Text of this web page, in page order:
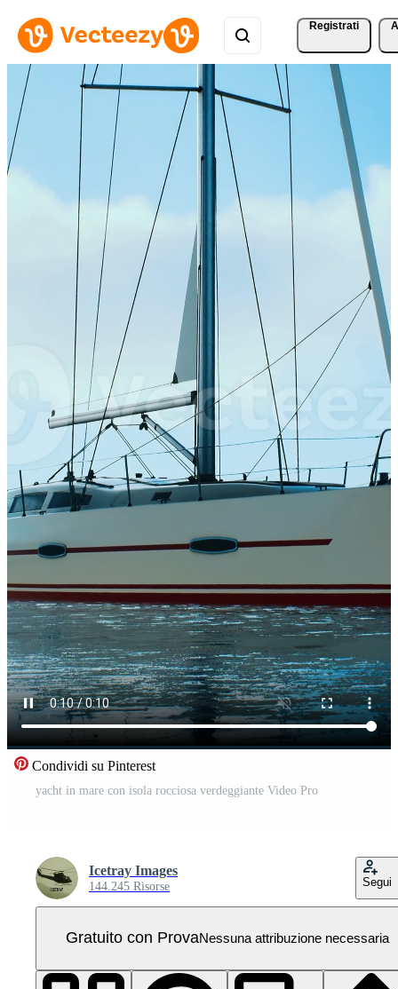
Registrati
Condividi su Pinterest
yacht in mare con isola rocciosa verdeggiante Video Pro
Icetray Images
144.245 Risorse Segui
Gratuito con ProvaNessuna attribuzione necessaria